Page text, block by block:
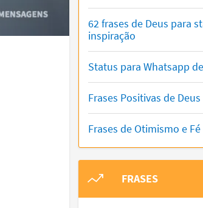
62 frases de Deus para
inspiração
Status para Whatsapp
Frases Positivas de Deus
Frases de Otimismo e Fé
FRASES